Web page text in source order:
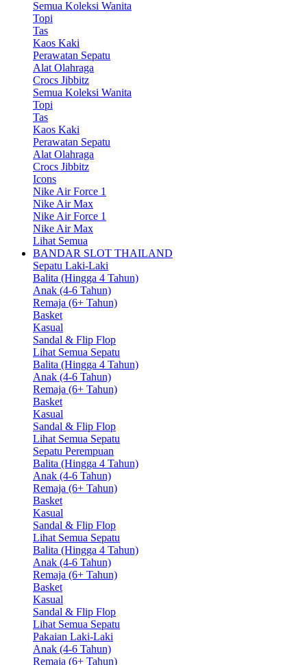
Semua Koleksi Wanita
Topi
Tas
Kaos Kaki
Perawatan Sepatu
Alat Olahraga
Crocs Jibbitz
Semua Koleksi Wanita
Topi
Tas
Kaos Kaki
Perawatan Sepatu
Alat Olahraga
Crocs Jibbitz
Icons
Nike Air Force 1
Nike Air Max
Nike Air Force 1
Nike Air Max
Lihat Semua
BANDAR SLOT THAILAND
Sepatu Laki-Laki
Balita (Hingga 4 Tahun)
Anak (4-6 Tahun)
Remaja (6+ Tahun)
Basket
Kasual
Sandal & Flip Flop
Lihat Semua Sepatu
Balita (Hingga 4 Tahun)
Anak (4-6 Tahun)
Remaja (6+ Tahun)
Basket
Kasual
Sandal & Flip Flop
Lihat Semua Sepatu
Sepatu Perempuan
Balita (Hingga 4 Tahun)
Anak (4-6 Tahun)
Remaja (6+ Tahun)
Basket
Kasual
Sandal & Flip Flop
Lihat Semua Sepatu
Balita (Hingga 4 Tahun)
Anak (4-6 Tahun)
Remaja (6+ Tahun)
Basket
Kasual
Sandal & Flip Flop
Lihat Semua Sepatu
Pakaian Laki-Laki
Anak (4-6 Tahun)
Remaja (6+ Tahun)